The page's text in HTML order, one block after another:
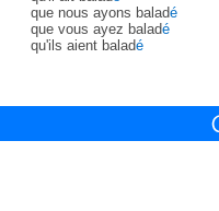
que nous ayons baladé
que vous ayez baladé
qu'ils aient baladé